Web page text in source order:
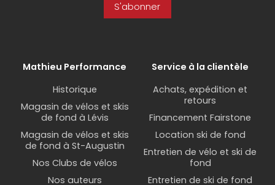
S'abonner
Mathieu Performance
Historique
Magasin de vélos et skis
de fond à Lévis
Magasin de vélos et skis
de fond à St-Augustin
Nos Clubs de vélos
Nos auteurs
Service à la clientèle
Achats, expédition et
retours
Financement Fairstone
Location ski de fond
Entretien de vélo et ski de
fond
Entretien de ski de fond